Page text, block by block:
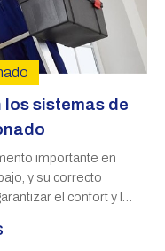
los sistemas de
importante en
y su correcto
el confort y la
sistemas de aire